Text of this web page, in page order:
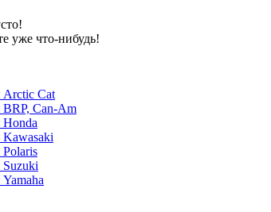
уже что-нибудь!
Arctic Cat
BRP, Can-Am
Honda
Kawasaki
Polaris
Suzuki